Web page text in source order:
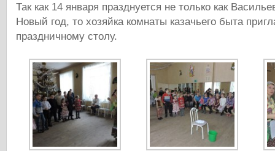
Так как 14 января празднуется не только как
Новый год, то хозяйка комнаты казачьего быта
праздничному столу.